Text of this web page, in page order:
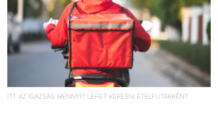
ITT AZ IGAZSÁG MENNYIT LEHET KERESNI ÉTELFUTÁRKÉNT